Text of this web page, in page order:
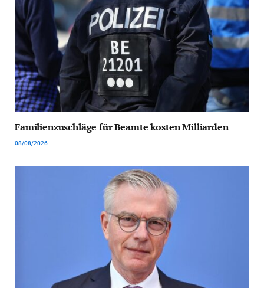
Familienzuschläge für Beamte kosten Milliarden
08/08/2026